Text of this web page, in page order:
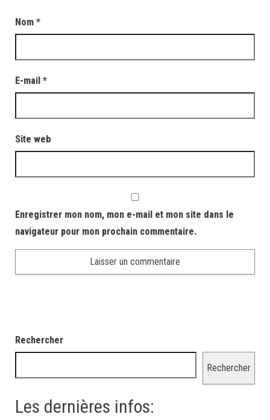
Nom *
E-mail *
Site web
Enregistrer mon nom, mon e-mail et mon site dans le
navigateur pour mon prochain commentaire.
Rechercher
Rechercher
Les dernières infos: